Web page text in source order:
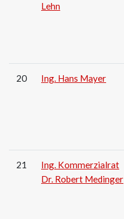
Lehn
20 Ing. Hans Mayer
21
Ing. Kommerzialrat
Dr. Robert Medinger